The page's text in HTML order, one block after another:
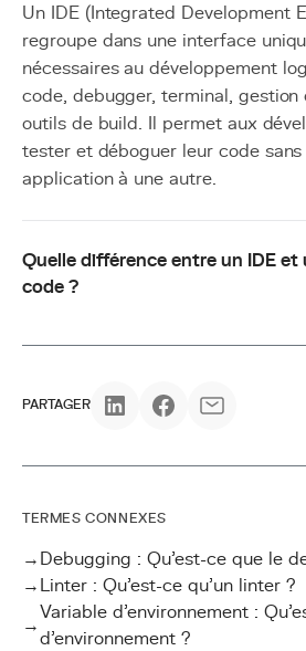
Un IDE (Integrated Development
regroupe dans une interface
nécessaires au développement
code, debugger, terminal, gestion
outils de build. Il permet aux
tester et déboguer leur code
application à une autre.
Quelle différence entre un IDE et
code ?
PARTAGER
TERMES CONNEXES
→ Debugging : Qu'est-ce que le
→ Linter : Qu'est-ce qu'un linter ?
→
Variable d'environnement :
d'environnement ?